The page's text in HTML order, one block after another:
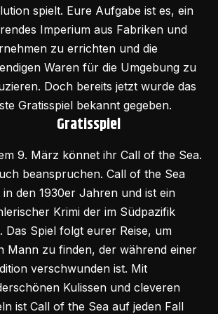
spielt. Eure Aufgabe ist es, ein
Imperium aus Fabriken und
zu errichten und die
Waren für die Umgebung zu
Doch bereits jetzt wurde das
Gratisspiel bekannt gegeben.
Gratisspiel
9. März könnet ihr Call of the Sea.
beanspruchen. Call of the Sea
in den 1930er Jahren und ist ein
Krimi der im Südpazifik
Das Spiel folgt eurer Reise, um
Mann zu finden, der während einer
verschwunden ist. Mit
Kulissen und cleveren
ist Call of the Sea auf jeden Fall